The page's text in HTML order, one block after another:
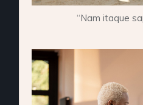
“Nam itaque